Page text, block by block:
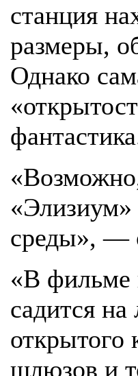
станция
размеры,
Однако
«Элизиум»
среды», —
«В фильме
садится на
открытого
шлюзов и